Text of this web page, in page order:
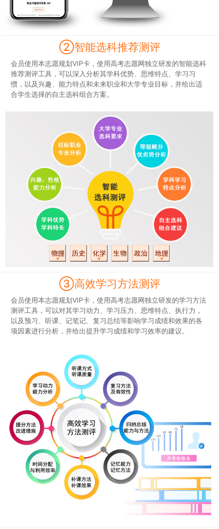
②智能选科推荐测评
会员使用本志愿规划VIP卡，使用高考志愿网独立研发的智能选科
推荐测评工具，可以深入分析其学科优势、思维特点、学习习
惯，以及兴趣、能力特点和未来职业和大学专业目标，并给出适
合学生选择的自主选科组合方案。
③高效学习方法测评
会员使用本志愿规划VIP卡，使用高考志愿网独立研发的学习方法
测评工具，可以对其学习动力、学习压力、思维特点、执行力，
以及预习、听课、记笔记、复习总结等影响学习成绩和效果的各
项因素进行分析，并给出提升学习成绩和学习效率的建议。